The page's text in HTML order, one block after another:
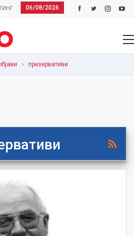
06/08/2026
презервативи